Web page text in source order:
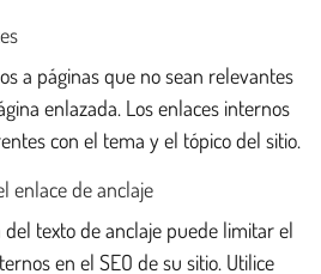
a páginas que no sean relevantes
enlazada. Los enlaces internos
con el tema y el tópico del sitio.
enlace de anclaje
texto de anclaje puede limitar el
en el SEO de su sitio. Utilice